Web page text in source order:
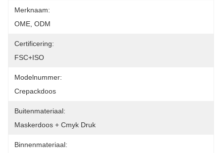
Merknaam:
OME, ODM
Certificering:
FSC+ISO
Modelnummer:
Crepackdoos
Buitenmateriaal:
Maskerdoos + Cmyk Druk
Binnenmateriaal: